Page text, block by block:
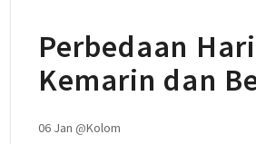
Perbedaan Hari
Kemarin dan
06 Jan @Kolom